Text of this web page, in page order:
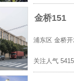
金桥151
浦东区 金桥
关注人气